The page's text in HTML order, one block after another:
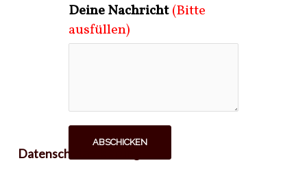
Deine Nachricht (Bitte
ausfüllen)
ABSCHICKEN
Datenschutzerklärung